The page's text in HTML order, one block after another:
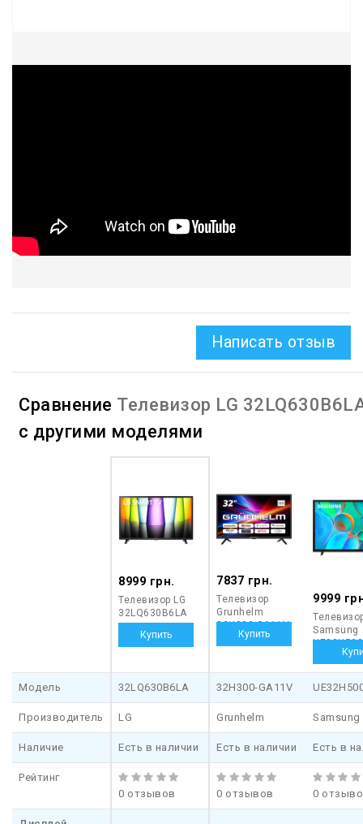
Написать отзыв
Сравнение Телевизор LG
с другими моделями
8999 грн.
Телевизор LG
32LQ630B6LA
7837 грн.
Телевизор
Grunhelm
32H300-GA11V
9999
Samsung
Модель 32LQ630B6LA 32H300-GA11V
Производитель LG Grunhelm Samsung
Наличие Есть в наличии Есть в наличии Есть в
Рейтинг
0 отзывов
0 отзывов 0